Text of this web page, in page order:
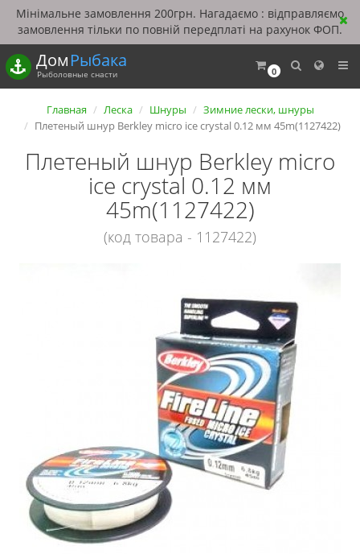
Мінімальне замовлення 200грн. Нагадаємо : відправляємо
замовлення тільки по повній передплаті на рахунок ФОП.
0
ДомРыбака
Рыболовные снасти
Главная Леска Шнуры
Зимние лески, шнуры
Плетеный шнур Berkley micro ice crystal 0.12 мм 45m(1127422)
Плетеный шнур Berkley micro
ice crystal 0.12 мм
45m(1127422)
(код товара - 1127422)